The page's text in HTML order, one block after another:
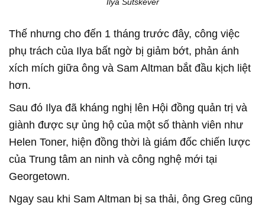
Thế nhưng cho đến 1 tháng trước đây, công việc
phụ trách của Ilya bất ngờ bị giảm bớt, phản ánh
xích mích giữa ông và Sam Altman bắt đầu kịch liệt
hơn.
Sau đó Ilya đã kháng nghị lên Hội đồng quản trị và
giành được sự ủng hộ của một số thành viên như
Helen Toner, hiện đồng thời là giám đốc chiến lược
của Trung tâm an ninh và công nghệ mới tại
Georgetown.
Ngay sau khi Sam Altman bị sa thải, ông Greg cũng